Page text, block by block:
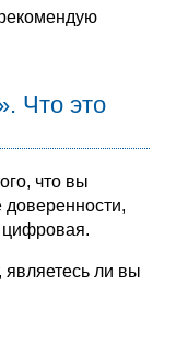
Что это
что вы
доверенности,
являетесь ли вы